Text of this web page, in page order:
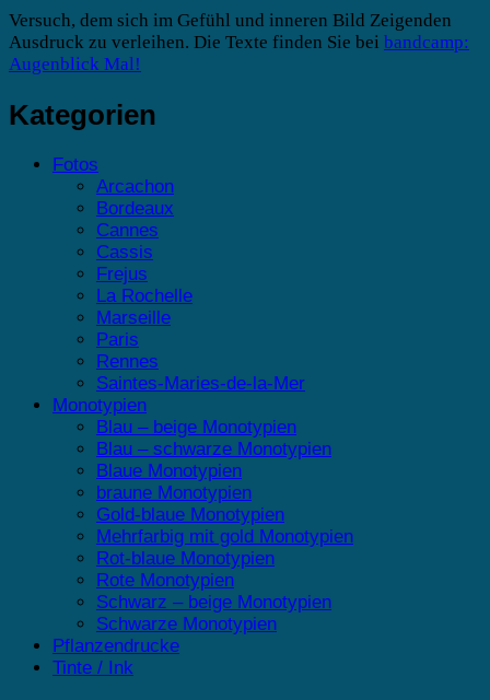
Versuch, dem sich im Gefühl und inneren Bild Zeigenden
Ausdruck zu verleihen. Die Texte finden Sie bei bandcamp:
Augenblick Mal!
Kategorien
Fotos
Arcachon
Bordeaux
Cannes
Cassis
Frejus
La Rochelle
Marseille
Paris
Rennes
Saintes-Maries-de-la-Mer
Monotypien
Blau – beige Monotypien
Blau – schwarze Monotypien
Blaue Monotypien
braune Monotypien
Gold-blaue Monotypien
Mehrfarbig mit gold Monotypien
Rot-blaue Monotypien
Rote Monotypien
Schwarz – beige Monotypien
Schwarze Monotypien
Pflanzendrucke
Tinte / Ink